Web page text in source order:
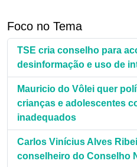
Foco no Tema
TSE cria conselho para
desinformação e uso de
Mauricio do Vôlei quer
crianças e adolescentes
inadequados
Carlos Vinícius Alves
conselheiro do Conselho